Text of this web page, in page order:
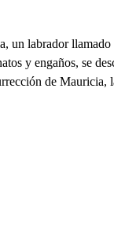
un labrador
y engaños, se
de Mauricia,